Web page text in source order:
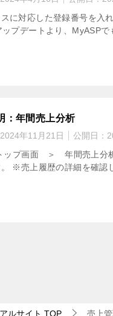
に対応した登録番号を入
ップデートより、MyASP
：年間売上分析
2024年11月21日 公開日：
ップ画面 ＞ 年間売上分
。 ※売上履歴の詳細を確
ルサイト TOP 売上